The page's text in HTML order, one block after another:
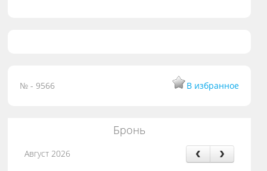
№ - 9566 В избранное
Бронь
Август 2026